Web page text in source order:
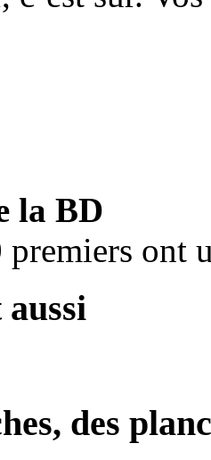
la BD
premiers ont
des